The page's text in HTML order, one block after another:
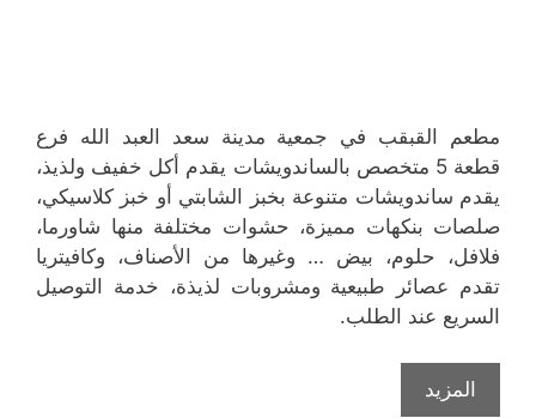
مطعم القبقب في جمعية مدينة سعد العبد الله فرع
قطعة 5 متخصص بالساندويشات يقدم أكل خفيف ولذيذ،
يقدم ساندويشات متنوعة بخبز الشابتي أو خبز كلاسيكي،
صلصات بنكهات مميزة، حشوات مختلفة منها شاورما،
فلافل، حلوم، بيض … وغيرها من الأصناف، وكافيتريا
تقدم عصائر طبيعية ومشروبات لذيذة، خدمة التوصيل
السريع عند الطلب.
المزيد